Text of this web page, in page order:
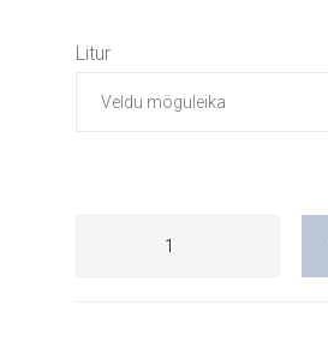
Litur